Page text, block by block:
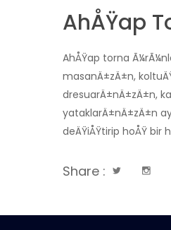
AhÅŸap
AhÅŸap torna
masanÄ±zÄ±n,
dresuarÄ±nÄ±zÄ±n,
yataklarÄ±nÄ±zÄ±n
deÄŸiÅŸtirip hoÅŸ bir
Share :